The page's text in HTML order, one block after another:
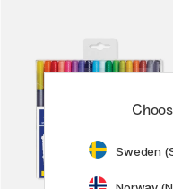
Sweden